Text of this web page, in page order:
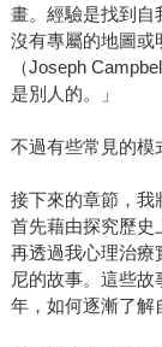
畫。經驗是找到自
沒有專屬的地圖或
（Joseph
是別人的。」
不過有些常見的模
接下來的章節，我
首先藉由探究歷史
再透過我心理治
尼的故事。這些
年，如何逐漸了解